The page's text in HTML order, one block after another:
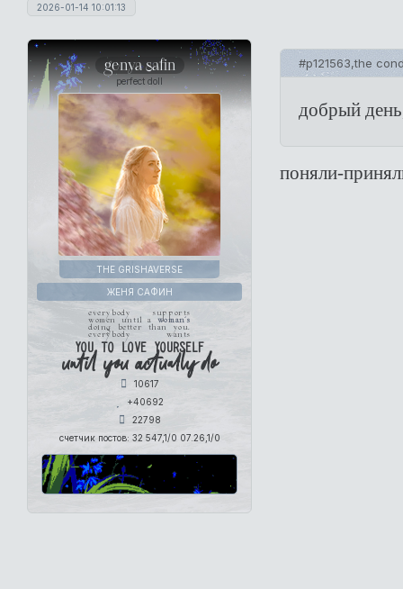
2026-01-14 10:01:13
genya safin
perfect doll
THE GRISHAVERSE
ЖЕНЯ САФИН
everybody supports
women until a woman's
doing better than you.
everybody wants
you to love yourself
until you actually do
10617
+40692
22798
счетчик постов: 32 547,1/0 07.26,1/0
#p121563,the
добрый
поняли-